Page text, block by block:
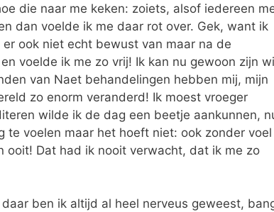
die naar me keken: zoiets, alsof iedereen
dan voelde ik me daar rot over. Gek, want ik
ook niet echt bewust van maar na de
voelde ik me zo vrij! Ik kan nu gewoon zijn
van Naet behandelingen hebben mij, mijn
zo enorm veranderd! Ik moest vroeger
wilde ik de dag een beetje aankunnen,
voelen maar het hoeft niet: ook zonder voel
ooit! Dat had ik nooit verwacht, dat ik me zo
ben ik altijd al heel nerveus geweest,